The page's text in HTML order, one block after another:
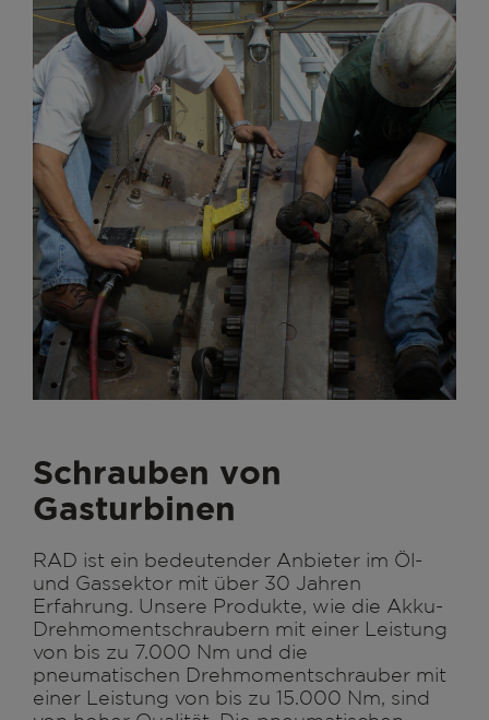
Schrauben von
Gasturbinen
RAD ist ein bedeutender Anbieter im Öl-
und Gassektor mit über 30 Jahren
Erfahrung. Unsere Produkte, wie die Akku-
Drehmomentschraubern mit einer Leistung
von bis zu 7.000 Nm und die
pneumatischen Drehmomentschrauber mit
einer Leistung von bis zu 15.000 Nm, sind